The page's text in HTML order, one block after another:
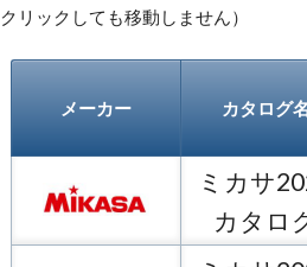
クリックしても移動しません）
メーカー カタログ
ミカサ
カタロ